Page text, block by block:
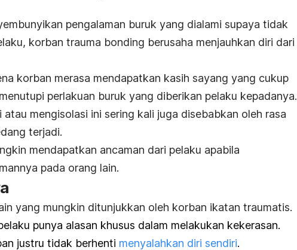
pengalaman buruk yang dialami supaya tidak
korban trauma bonding berusaha menjauhkan diri dari
korban merasa mendapatkan kasih sayang yang cukup
perlakuan buruk yang diberikan pelaku kepadanya.
atau mengisolasi ini sering kali juga disebabkan oleh rasa
terjadi.
mendapatkan ancaman dari pelaku apabila
pada orang lain.
yang mungkin ditunjukkan oleh korban ikatan traumatis.
punya alasan khusus dalam melakukan kekerasan.
justru tidak berhenti menyalahkan diri sendiri.